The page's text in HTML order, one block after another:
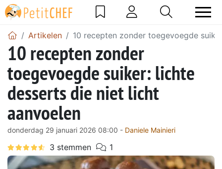
Artikelen 10 recepten zonder toegevoegde
10 recepten zonder
toegevoegde suiker: lichte
desserts die niet licht
aanvoelen
donderdag 29 januari 2026 08:00 - Daniele Mainieri